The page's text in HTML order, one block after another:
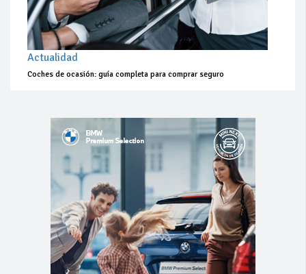
Actualidad
Coches de ocasión: guía completa para comprar seguro